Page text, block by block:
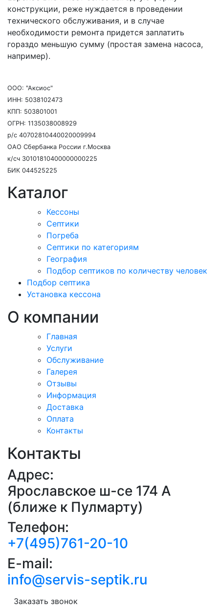
конструкции, реже нуждается в проведении
технического обслуживания, и в случае
необходимости ремонта придется заплатить
гораздо меньшую сумму (простая замена насоса,
например).
ООО: "Аксиос"
ИНН: 5038102473
КПП: 503801001
ОГРН: 1135038008929
р/с 40702810440020009994
ОАО Сбербанка России г.Москва
к/сч 30101810400000000225
БИК 044525225
Каталог
Кессоны
Септики
Погреба
Септики по категориям
География
Подбор септиков по количеству человек
Подбор септика
Установка кессона
О компании
Главная
Услуги
Обслуживание
Галерея
Отзывы
Информация
Доставка
Оплата
Контакты
Контакты
Адрес:
Ярославское ш-се 174 А
(ближе к Пулмарту)
Телефон:
+7(495)761-20-10
E-mail:
info@servis-septik.ru
Заказать звонок